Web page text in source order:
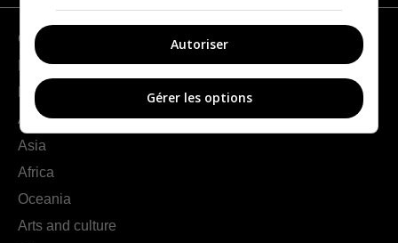
Geography
France
Europe
Americas
Asia
Africa
Oceania
Arts and culture
Autoriser
Gérer les options